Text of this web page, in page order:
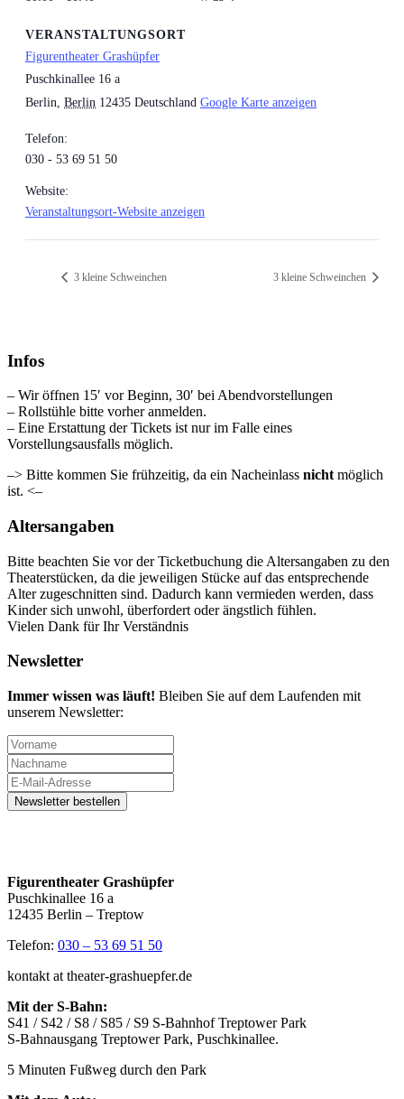
VERANSTALTUNGSORT
Figurentheater Grashüpfer
Puschkinallee 16 a
Berlin Berlin 12435 Deutschland Google Karte anzeigen
Telefon:
030 - 53 69 51 50
Website:
Veranstaltungsort-Website anzeigen
3 kleine Schweinchen 3 kleine Schweinchen
Infos
– Wir öffnen 15′ vor Beginn, 30′ bei Abendvorstellungen
– Rollstühle bitte vorher anmelden.
– Eine Erstattung der Tickets ist nur im Falle eines
Vorstellungsausfalls möglich.
–> Bitte kommen Sie frühzeitig, da ein Nacheinlass nicht möglich
ist. <–
Altersangaben
Bitte beachten Sie vor der Ticketbuchung die Altersangaben zu den
Theaterstücken, da die jeweiligen Stücke auf das entsprechende
Alter zugeschnitten sind. Dadurch kann vermieden werden, dass
Kinder sich unwohl, überfordert oder ängstlich fühlen.
Vielen Dank für Ihr Verständnis
Newsletter
Immer wissen was läuft! Bleiben Sie auf dem Laufenden mit
unserem Newsletter:
Figurentheater Grashüpfer
Puschkinallee 16 a
12435 Berlin – Treptow
Telefon: 030 – 53 69 51 50
kontakt at theater-grashuepfer.de
Mit der S-Bahn:
S41 / S42 / S8 / S85 / S9 S-Bahnhof Treptower Park
S-Bahnausgang Treptower Park, Puschkinallee.
5 Minuten Fußweg durch den Park